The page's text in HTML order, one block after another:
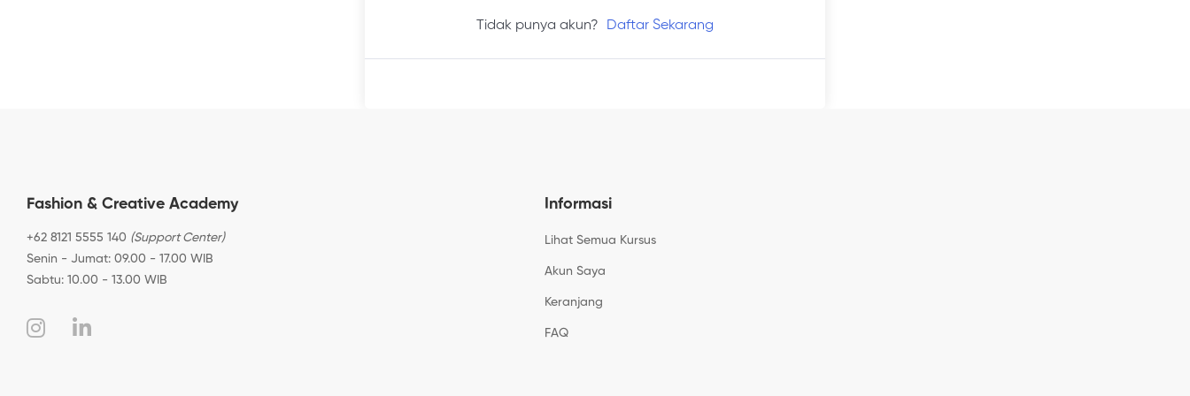
Tidak punya akun? Daftar Sekarang
Fashion & Creative Academy
+62 8121 5555 140 (Support Center)
Senin - Jumat: 09.00 - 17.00 WIB
Sabtu: 10.00 - 13.00 WIB
Informasi
Lihat Semua Kursus
Akun Saya
Keranjang
FAQ